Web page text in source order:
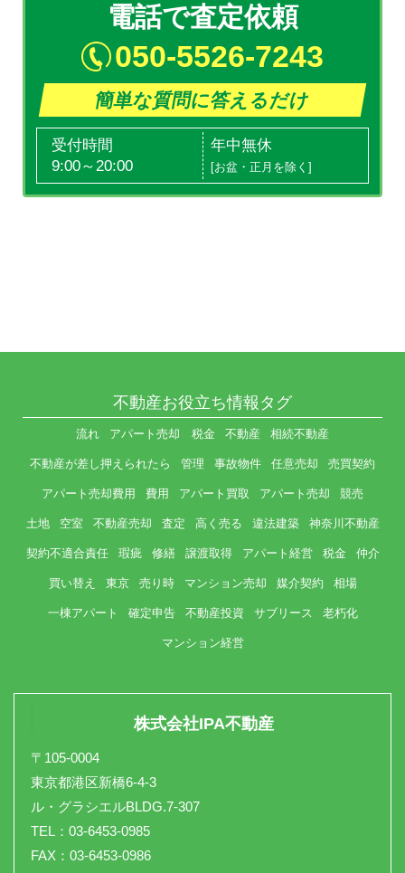
電話で査定依頼
050-5526-7243
簡単な質問に答えるだけ
受付時間
9:00～20:00
年中無休
[お盆・正月を除く]
不動産お役立ち情報タグ
流れ アパート売却 税金 不動産 相続不動産
不動産が差し押えられたら 管理 事故物件 任意売却 売買契約
アパート売却費用 費用 アパート買取 アパート売却 競売
土地 空室 不動産売却 査定 高く売る 違法建築 神奈川不動産
契約不適合責任 瑕疵 修繕 譲渡取得 アパート経営 税金 仲介
買い替え 東京 売り時 マンション売却 媒介契約 相場
一棟アパート 確定申告 不動産投資 サブリース 老朽化
マンション経営
株式会社IPA不動産
〒105-0004
東京都港区新橋6-4-3
ル・グラシエルBLDG.7-307
TEL：03-6453-0985
FAX：03-6453-0986